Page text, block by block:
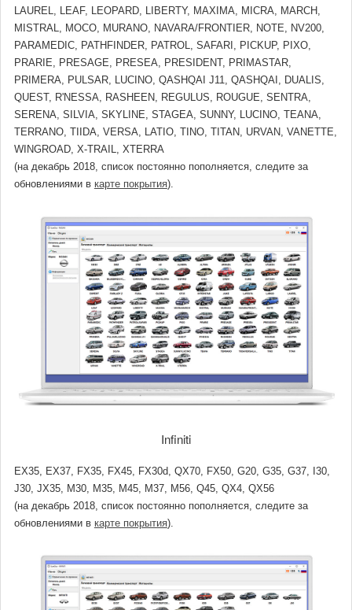
LAUREL, LEAF, LEOPARD, LIBERTY, MAXIMA, MICRA, MARCH,
MISTRAL, MOCO, MURANO, NAVARA/FRONTIER, NOTE, NV200,
PARAMEDIC, PATHFINDER, PATROL, SAFARI, PICKUP, PIXO,
PRARIE, PRESAGE, PRESEA, PRESIDENT, PRIMASTAR,
PRIMERA, PULSAR, LUCINO, QASHQAI J11, QASHQAI, DUALIS,
QUEST, R'NESSA, RASHEEN, REGULUS, ROUGUE, SENTRA,
SERENA, SILVIA, SKYLINE, STAGEA, SUNNY, LUCINO, TEANA,
TERRANO, TIIDA, VERSA, LATIO, TINO, TITAN, URVAN, VANETTE,
WINGROAD, X-TRAIL, XTERRA
(на декабрь 2018, список постоянно пополняется, следите за
обновлениями в карте покрытия).
Infiniti
EX35, EX37, FX35, FX45, FX30d, QX70, FX50, G20, G35, G37, I30,
J30, JX35, M30, M35, M45, M37, M56, Q45, QX4, QX56
(на декабрь 2018, список постоянно пополняется, следите за
обновлениями в карте покрытия).